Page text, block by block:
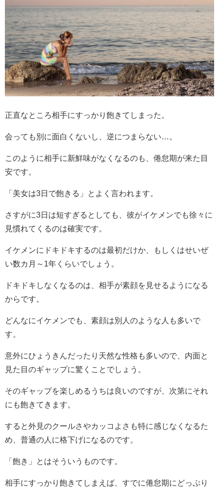
正直なところ相手にすっかり飽きてしまった。
会っても別に面白くないし、逆につまらない
このように相手に新鮮味がなくなるのも、倦怠期が来た目
安です。
「美女は3日で飽きる」とよく言われます。
さすがに3日は短すぎるとしても、彼がイケメンでも徐々に
見慣れてくるのは確実です。
イケメンにドキドキするのは最初だけか、もしくはせいぜ
い数カ月～ 1 年くらいでしょう。
ドキドキしなくなるのは、相手が素顔を見せるようになる
からです。
どんなにイケメンでも、素顔は別人のような人も多いで
す。
意外にひょうきんだったり天然な性格も多いので、内面と
見た目のギャップに驚くことでしょう。
そのギャップを楽しめるうちは良いのですが、次第にそれ
にも飽きてきます。
すると外見のクールさやカッコよさも特に感じなくなるた
め、普通の人に格下げになるのです。
「飽き」とはそういうものです。
相手にすっかり飽きてしまえば、すでに倦怠期にどっぷり